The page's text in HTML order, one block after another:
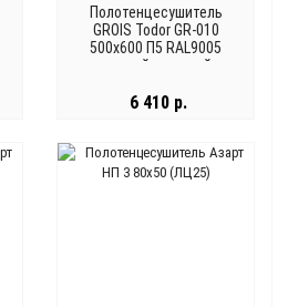
Полотенцесушитель
GROIS Todor GR-010
500х600 П5 RAL9005
черный матовый
6 410 р.